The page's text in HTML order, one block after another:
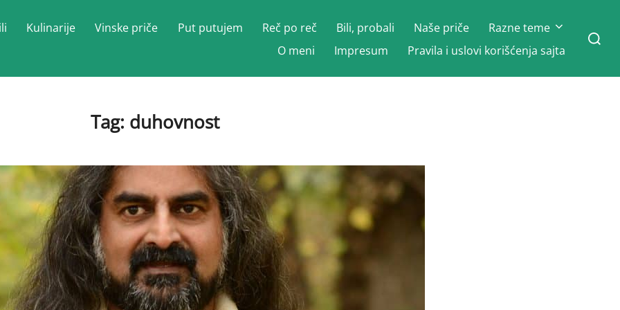
Kulinarije Vinske priče Put putujem Reč po reč Bili, probali Naše priče
Razne teme
O meni
Impresum Pravila i uslovi korišćenja sajta
Search
for:
Tag: duhovnost